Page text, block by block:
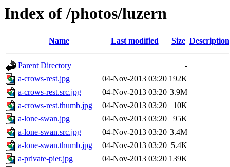
Index of /photos/luzern
Name Last modified Size Description
Parent Directory
-
a-crows-rest.jpg
04-Nov-2013 03:20 192K
a-crows-rest.src.jpg
04-Nov-2013 03:20 3.9M
a-crows-rest.thumb.jpg
04-Nov-2013 03:20
10K
a-lone-swan.jpg
04-Nov-2013 03:20
95K
a-lone-swan.src.jpg
04-Nov-2013 03:20 3.4M
a-lone-swan.thumb.jpg
04-Nov-2013 03:20 5.4K
a-private-pier.jpg
04-Nov-2013 03:20 139K